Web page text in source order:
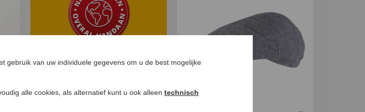
gebruik van uw individuele gegevens om u de best mogelijke
alle cookies, als alternatief kunt u ook alleen technisch